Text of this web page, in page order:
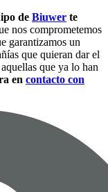
de Biuwer te
nos comprometemos
garantizamos un
que quieran dar el
que ya lo han
en contacto con